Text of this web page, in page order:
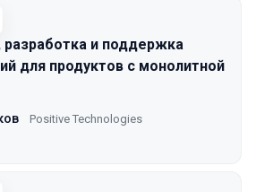
разработка и поддержка
для продуктов с монолитной
Positive Technologies